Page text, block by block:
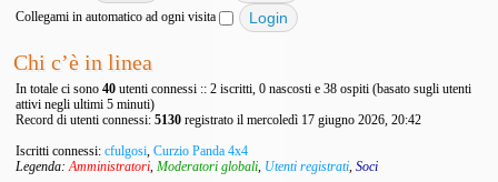
Collegami in automatico ad ogni visita
Chi c’è in linea
In totale ci sono 40 utenti connessi :: 2 iscritti, 0 nascosti e 38 ospiti (basato sugli utenti
attivi negli ultimi 5 minuti)
Record di utenti connessi: 5130 registrato il mercoledì 17 giugno 2026, 20:42
Iscritti connessi: cfulgosi, Curzio Panda 4x4
Legenda:Amministratori, Moderatori globali, Utenti registrati, Soci